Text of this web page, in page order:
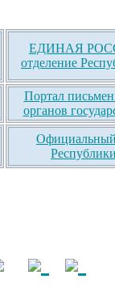
ЕДИНАЯ
отделение
Портал
органов
Официальный